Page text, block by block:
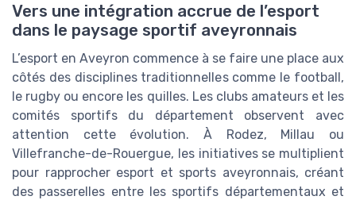
Vers une intégration accrue de l’esport
dans le paysage sportif aveyronnais
L’esport en Aveyron commence à se faire une place aux
côtés des disciplines traditionnelles comme le football,
le rugby ou encore les quilles. Les clubs amateurs et les
comités sportifs du département observent avec
attention cette évolution. À Rodez, Millau ou
Villefranche-de-Rouergue, les initiatives se multiplient
pour rapprocher esport et sports aveyronnais, créant
des passerelles entre les sportifs départementaux et